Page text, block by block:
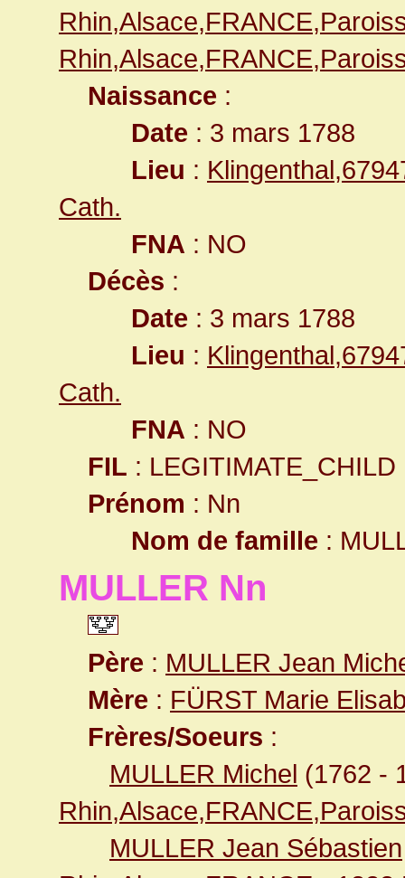
Naissance :
Date : 3 mars 1788
Lieu :
Cath.
FNA : NO
Décès :
Date : 3 mars 1788
Lieu :
Cath.
FNA : NO
FIL : LEGITIMATE_CHILD
Prénom : Nn
Nom de famille :
MULLER Nn
Père : MULLER Jean
Mère : FÜRST Marie
Frères/Soeurs :
MULLER Michel (1762 -
MULLER Jean Sébastien